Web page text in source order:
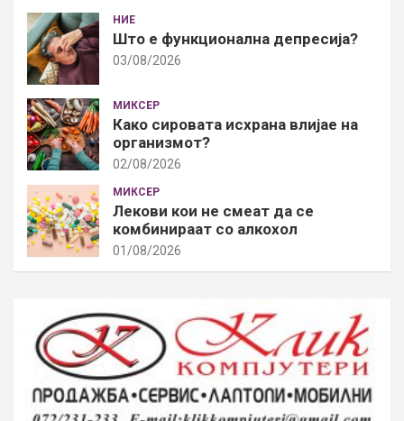
НИЕ
Што е функционална депресија?
03/08/2026
МИКСЕР
Како сировата исхрана влијае на
организмот?
02/08/2026
МИКСЕР
Лекови кои не смеат да се
комбинираат со алкохол
01/08/2026